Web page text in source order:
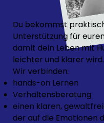
Du bekommst
Unterstützung für
damit dein Leben mit
leichter und klarer wird.
Wir verbinden:
hands-on Lernen
Verhaltensberatung
einen klaren,
der auf die Emotionen